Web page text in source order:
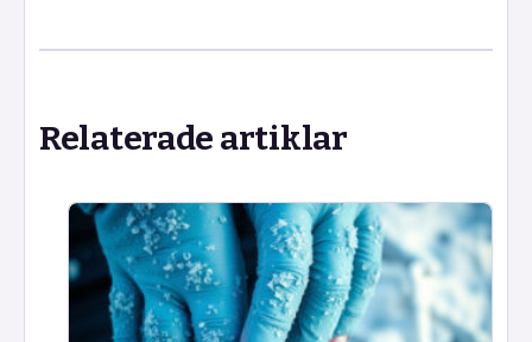
Relaterade artiklar